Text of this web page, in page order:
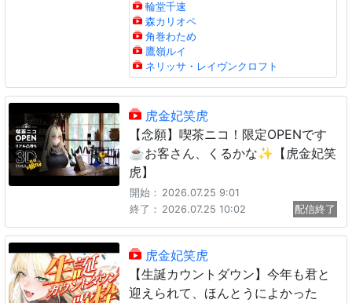
輪堂千速
森カリオペ
角巻わため
鷹嶺ルイ
ネリッサ・レイヴンクロフト
虎金妃笑虎
【念願】喫茶ニコ！限定OPENです
☕お客さん、くるかな✨【虎金妃笑
虎】
開始： 2026.07.25 9:01
終了： 2026.07.25 10:02 配信終了
虎金妃笑虎
【生誕カウントダウン】今年も君と
迎えられて、ほんとうによかった